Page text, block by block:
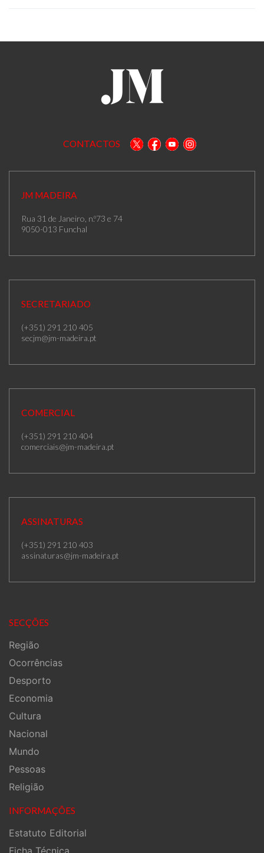
CONTACTOS
JM MADEIRA
Rua 31 de Janeiro, n.º73 e 74
9050-013 Funchal
SECRETARIADO
(+351) 291 210 405
secjm@jm-madeira.pt
COMERCIAL
(+351) 291 210 404
comerciais@jm-madeira.pt
ASSINATURAS
(+351) 291 210 403
assinaturas@jm-madeira.pt
SECÇÕES
Região
Ocorrências
Desporto
Economia
Cultura
Nacional
Mundo
Pessoas
Religião
INFORMAÇÕES
Estatuto Editorial